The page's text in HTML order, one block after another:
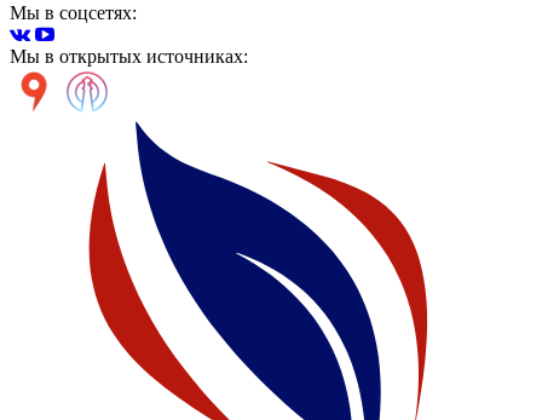
Мы в соцсетях:
Мы в открытых источниках: